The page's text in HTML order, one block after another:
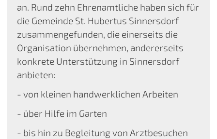
an. Rund zehn Ehrenamtliche haben sich für
die Gemeinde St. Hubertus Sinnersdorf
zusammengefunden, die einerseits die
Organisation übernehmen, andererseits
konkrete Unterstützung in Sinnersdorf
anbieten:
- von kleinen handwerklichen Arbeiten
- über Hilfe im Garten
- bis hin zu Begleitung von Arztbesuchen